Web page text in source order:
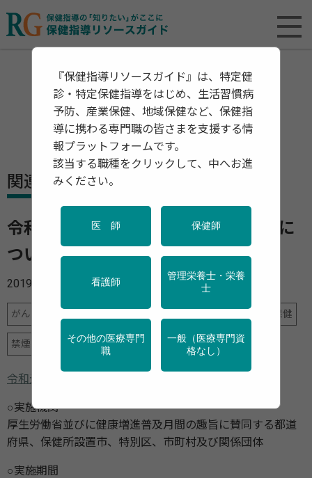
関連資料・リリース
令和元年度 健康増進普及月間の実施に
ついて
2019年08月09日
がん 産業保健
禁煙
令和元年度 健康増進普及月間の実施について
○実施機関
厚生労働省並びに健康増進普及月間の趣旨に賛同する都道
府県、保健所設置市、特別区、市町村及び関係団体
○実施期間
『保健指導リソースガイド』は、特定健
診・特定保健指導をはじめ、生活習慣病
予防、産業保健、地域保健など、保健指
導に携わる専門職の皆さまを支援する情
報プラットフォームです。
該当する職種をクリックして、中へお進
みください。
医 師 保健師
看護師
管理栄養士・栄養
士
その他の医療専門
職
一般（医療専門資
格なし）